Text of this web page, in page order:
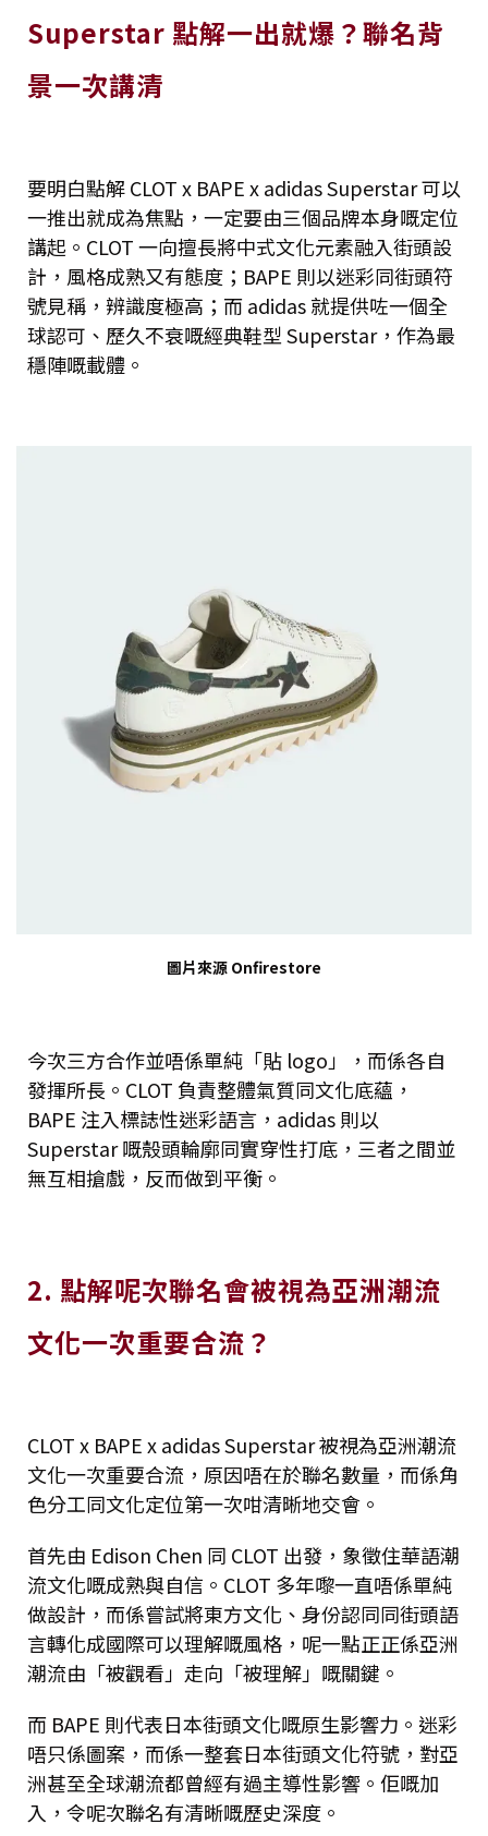
Superstar 點解一出就爆？聯名背
景一次講清
要明白點解 CLOT x BAPE x adidas Superstar 可以
一推出就成為焦點，一定要由三個品牌本身嘅定位
講起。CLOT 一向擅長將中式文化元素融入街頭設
計，風格成熟又有態度；BAPE 則以迷彩同街頭符
號見稱，辨識度極高；而 adidas 就提供咗一個全
球認可、歷久不衰嘅經典鞋型 Superstar，作為最
穩陣嘅載體。
圖片來源 Onfirestore
今次三方合作並唔係單純「貼 logo」，而係各自
發揮所長。CLOT 負責整體氣質同文化底蘊，
BAPE 注入標誌性迷彩語言，adidas 則以
Superstar 嘅殼頭輪廓同實穿性打底，三者之間並
無互相搶戲，反而做到平衡。
2. 點解呢次聯名會被視為亞洲潮流
文化一次重要合流？
CLOT x BAPE x adidas Superstar 被視為亞洲潮流
文化一次重要合流，原因唔在於聯名數量，而係角
色分工同文化定位第一次咁清晰地交會。
首先由 Edison Chen 同 CLOT 出發，象徵住華語潮
流文化嘅成熟與自信。CLOT 多年嚟一直唔係單純
做設計，而係嘗試將東方文化、身份認同同街頭語
言轉化成國際可以理解嘅風格，呢一點正正係亞洲
潮流由「被觀看」走向「被理解」嘅關鍵。
而 BAPE 則代表日本街頭文化嘅原生影響力。迷彩
唔只係圖案，而係一整套日本街頭文化符號，對亞
洲甚至全球潮流都曾經有過主導性影響。佢嘅加
入，令呢次聯名有清晰嘅歷史深度。